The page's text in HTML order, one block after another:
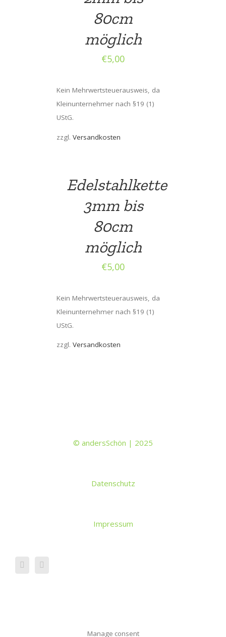
80cm
möglich
€5,00
Kein Mehrwertsteuerausweis, da
Kleinunternehmer nach §19 (1)
UStG.
zzgl. Versandkosten
Edelstahlkette
3mm bis
80cm
möglich
€5,00
Kein Mehrwertsteuerausweis, da
Kleinunternehmer nach §19 (1)
UStG.
zzgl. Versandkosten
© andersSchön | 2025
Datenschutz
Impressum
Manage consent